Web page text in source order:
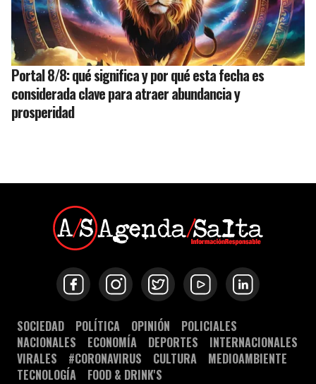
Portal 8/8: qué significa y por qué esta fecha es
considerada clave para atraer abundancia y
prosperidad
SOCIEDAD POLÍTICA OPINIÓN
POLICIALES
NACIONALES
ECONOMÍA DEPORTES
INTERNACIONALES
VIRALES
#CORONAVIRUS CULTURA
MEDIOAMBIENTE
TECNOLOGÍA
FOOD & DRINK'S